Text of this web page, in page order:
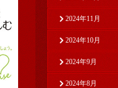
2024年11月
2024年10月
2024年9月
2024年8月